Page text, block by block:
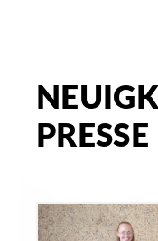
PRESSE